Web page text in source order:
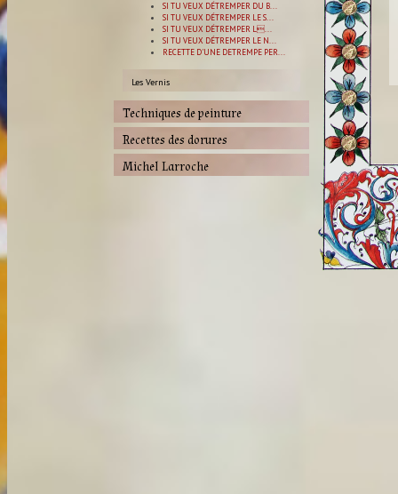
SI TU VEUX DÉTREMPER DU B...
SI TU VEUX DÉTREMPER LE S...
SI TU VEUX DÉTREMPER L...
SI TU VEUX DÉTREMPER LE N...
RECETTE D'UNE DETREMPE PER...
Les Vernis
Techniques de peinture
Recettes des dorures
Michel Larroche